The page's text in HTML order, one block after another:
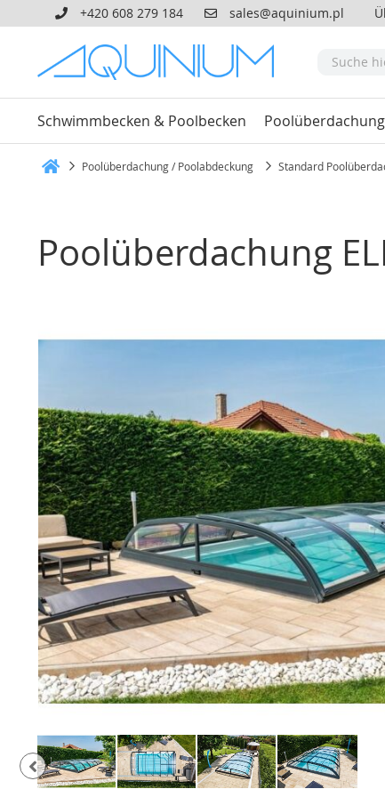
+420 608 279 184 sales@aquinium.pl
Schwimmbecken & Poolbecken
Poolüberdachung / Poolabdeckung Standard
Poolüberdachung
Ende